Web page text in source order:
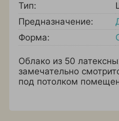
Тип:
Предназначение:
Форма:
Облако из 50
замечательно
под потолком